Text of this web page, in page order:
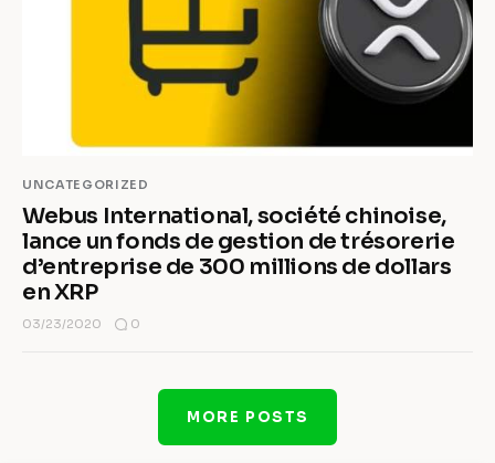
UNCATEGORIZED
Webus International, société chinoise,
lance un fonds de gestion de trésorerie
d’entreprise de 300 millions de dollars
en XRP
03/23/2020 0
MORE POSTS